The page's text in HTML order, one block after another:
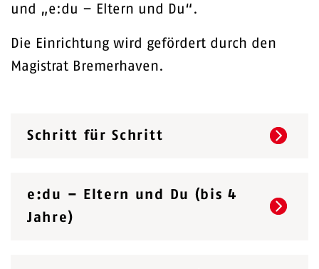
und „e:du – Eltern und Du“.
Die Einrichtung wird gefördert durch den
Magistrat Bremerhaven.
Schritt für Schritt
e:du – Eltern und Du (bis 4
Jahre)